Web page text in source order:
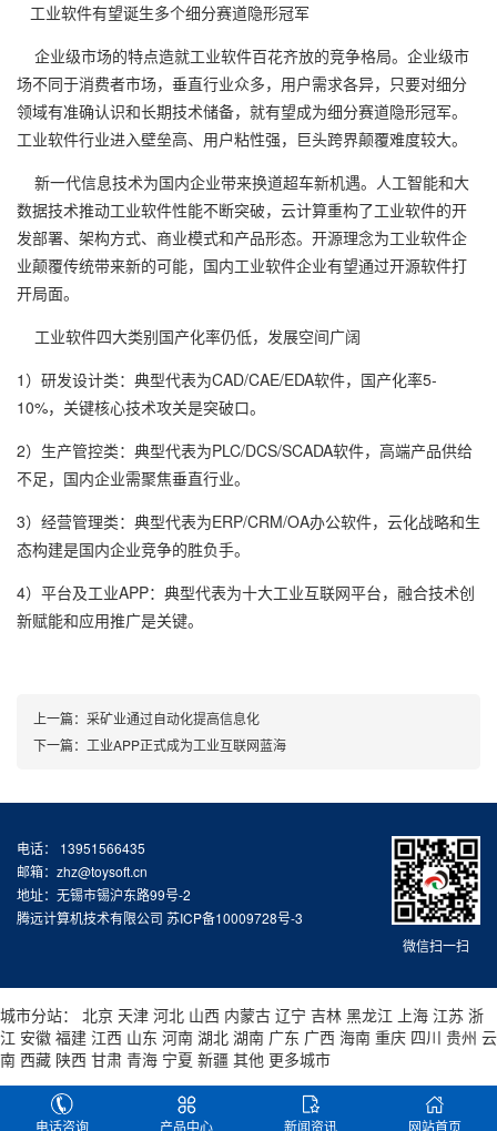
工业软件有望诞生多个细分赛道隐形冠军
企业级市场的特点造就工业软件百花齐放的竞争格局。企业级市
场不同于消费者市场，垂直行业众多，用户需求各异，只要对细分
领域有准确认识和长期技术储备，就有望成为细分赛道隐形冠军。
工业软件行业进入壁垒高、用户粘性强，巨头跨界颠覆难度较大。
新一代信息技术为国内企业带来换道超车新机遇。人工智能和大
数据技术推动工业软件性能不断突破，云计算重构了工业软件的开
发部署、架构方式、商业模式和产品形态。开源理念为工业软件企
业颠覆传统带来新的可能，国内工业软件企业有望通过开源软件打
开局面。
工业软件四大类别国产化率仍低，发展空间广阔
1）研发设计类：典型代表为CAD/CAE/EDA软件，国产化率5-
10%，关键核心技术攻关是突破口。
2）生产管控类：典型代表为PLC/DCS/SCADA软件，高端产品供给
不足，国内企业需聚焦垂直行业。
3）经营管理类：典型代表为ERP/CRM/OA办公软件，云化战略和生
态构建是国内企业竞争的胜负手。
4）平台及工业APP：典型代表为十大工业互联网平台，融合技术创
新赋能和应用推广是关键。
上一篇： 采矿业通过自动化提高信息化
下一篇： 工业APP正式成为工业互联网蓝海
微信扫一扫
电话： 13951566435
邮箱：zhz@toysoft.cn
地址：无锡市锡沪东路99号-2
腾远计算机技术有限公司 苏ICP备10009728号-3
电话咨询 产品中心 新闻资讯 网站首页
城市分站： 北京 天津 河北 山西 内蒙古 辽宁 吉林 黑龙江 上海 江苏 浙
江 安徽 福建 江西 山东 河南 湖北 湖南 广东 广西 海南 重庆 四川 贵州 云
南 西藏 陕西 甘肃 青海 宁夏 新疆 其他 更多城市